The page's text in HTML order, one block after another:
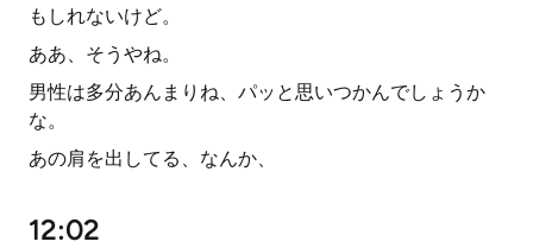
もしれないけど。
ああ、そうやね。
男性は多分あんまりね、パッと思いつかんでしょうか
な。
あの肩を出してる、なんか、
12:02